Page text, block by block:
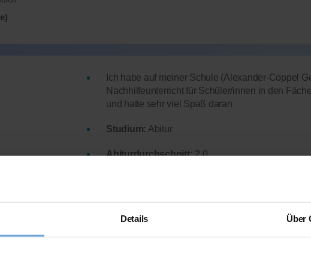
Details Über
Ich habe auf meiner Schule (Alexander-Coppel
Nachhilfeunterricht für Schüler/innen in den
und hatte sehr viel Spaß daran
Studium: Abitur
Abiturdurchschnitt:2,0